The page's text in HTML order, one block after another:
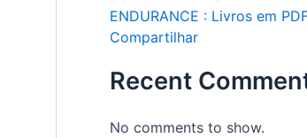
ENDURANCE : Livros em
Compartilhar
Recent
No comments to show.